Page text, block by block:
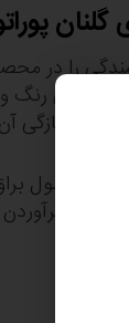
گلنان
را در
بر روی رنگ
و بر تازگی
اولین بار
و